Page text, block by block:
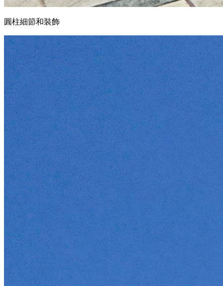
圓柱細節和裝飾